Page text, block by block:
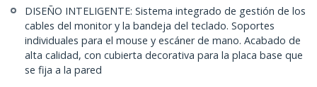
DISEÑO INTELIGENTE: Sistema integrado de gestión de los
cables del monitor y la bandeja del teclado. Soportes
individuales para el mouse y escáner de mano. Acabado de
alta calidad, con cubierta decorativa para la placa base que
se fija a la pared